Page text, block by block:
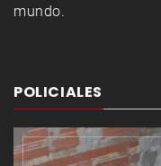
mundo.
POLICIALES